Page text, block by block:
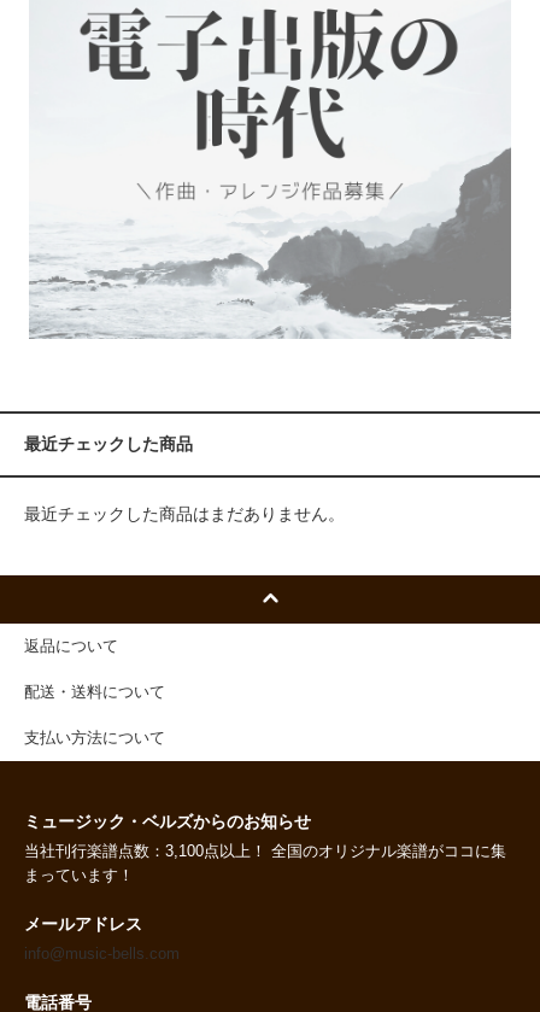
最近チェックした商品
最近チェックした商品はまだありません。
返品について
配送・送料について
支払い方法について
ミュージック・ベルズからのお知らせ
当社刊行楽譜点数：3,100点以上！ 全国のオリジナル楽譜がココに集
まっています！
メールアドレス
info@music-bells.com
電話番号